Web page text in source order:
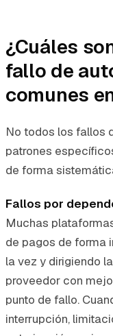
¿Cuáles
fallo de
comunes
No todos los fallos
patrones
de forma
Fallos por
Muchas
de pagos de forma
la vez y dirigiendo
proveedor con
punto de fallo.
interrupción,